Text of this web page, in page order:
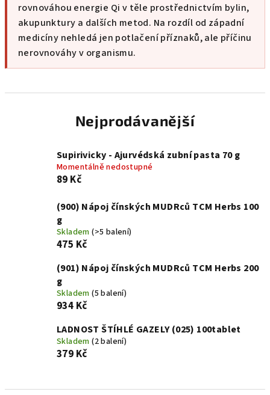
rovnováhou energie Qi v těle prostřednictvím bylin,
akupunktury a dalších metod. Na rozdíl od západní
medicíny nehledá jen potlačení příznaků, ale příčinu
nerovnováhy v organismu.
Nejprodávanější
Supirivicky - Ajurvédská zubní pasta 70 g
Momentálně nedostupné
89 Kč
(900) Nápoj čínských MUDRců TCM Herbs 100
g
Skladem(>5 balení)
475 Kč
(901) Nápoj čínských MUDRců TCM Herbs 200
g
Skladem(5 balení)
934 Kč
LADNOST ŠTÍHLÉ GAZELY (025) 100tablet
Skladem(2 balení)
379 Kč